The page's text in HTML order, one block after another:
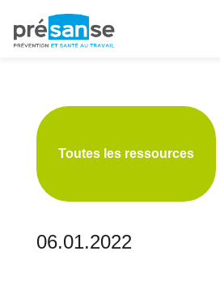
principale
Toutes les ressources
06.01.2022